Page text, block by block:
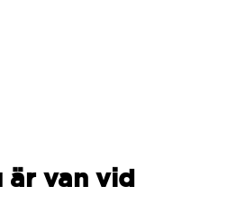
är van vid